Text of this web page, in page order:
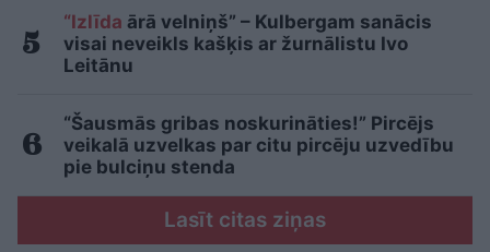
“Izlīda ārā velniņš” – Kulbergam sanācis
visai neveikls kašķis ar žurnālistu Ivo
Leitānu
“Šausmās gribas noskurināties!” Pircējs
veikalā uzvelkas par citu pircēju uzvedību
pie bulciņu stenda
Lasīt citas ziņas